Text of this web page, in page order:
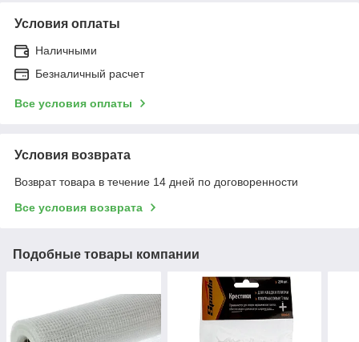
Условия оплаты
Наличными
Безналичный расчет
Все условия оплаты
Условия возврата
Возврат товара в течение 14 дней по договоренности
Все условия возврата
Подобные товары компании